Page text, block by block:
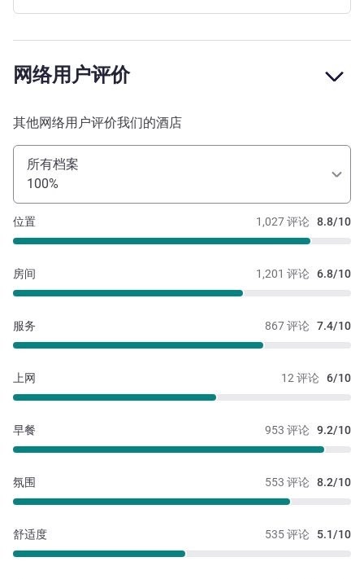
网络用户评价
其他网络用户评价我们的酒店
所有档案
100%
1,027 评论 8.8/10
位置
1,201 评论 6.8/10
房间
867 评论 7.4/10
服务
12 评论 6/10
上网
953 评论 9.2/10
早餐
553 评论 8.2/10
氛围
535 评论 5.1/10
舒适度